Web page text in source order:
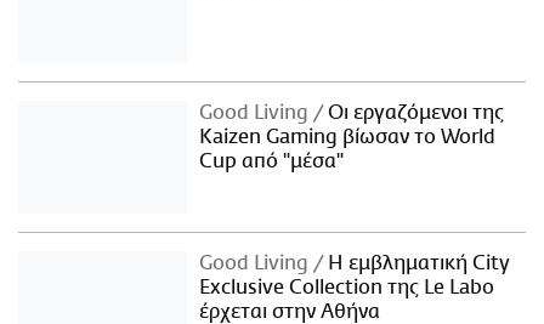
Good Living
Οι εργαζόμενοι της
Kaizen Gaming βίωσαν το World
Cup από "μέσα"
Good Living
Η εμβληματική City
Exclusive Collection της Le Labo
έρχεται στην Αθήνα